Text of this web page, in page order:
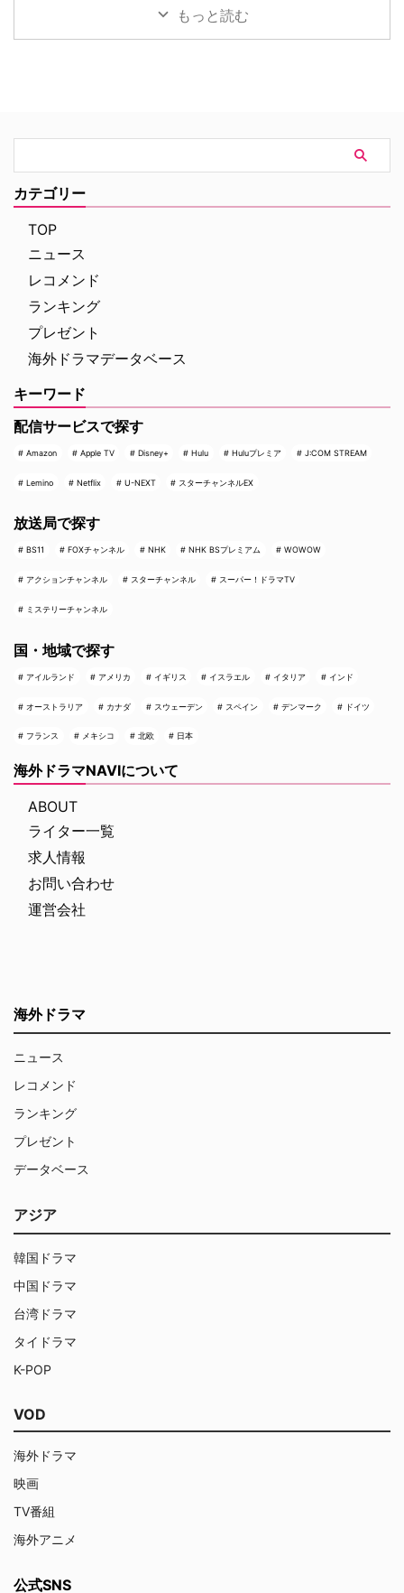
のうち、ドラマ化された全41話
の原作の発表・収録と大きく順番
が異なる本作。そうしたシャッフ
ルに加えて、あらすじや見どこ
ろ、キャストの経歴（その後 …
される。本作の公開を記念し、7
月29日（水）にパシフィコ横浜
「ヨコハマ恐竜展2026」内にて
いやアフレコ裏話をたっぷりと語
った熱気あふれるイベントの模様
ラノサウルスの前で恐竜トーク
もっと読む
カテゴリー
TOP
ニュース
レコメンド
ランキング
プレゼント
海外ドラマデータベース
キーワード
配信サービスで探す
Amazon Apple TV Disney+ Hulu Huluプレミア J:COM STREAM
Lemino Netflix U-NEXT スターチャンネルEX
放送局で探す
BS11 FOXチャンネル NHK NHK BSプレミアム WOWOW
アクションチャンネル スターチャンネル スーパー！ドラマTV
ミステリーチャンネル
国・地域で探す
アイルランド アメリカ イギリス イスラエル イタリア インド
オーストラリア カナダ スウェーデン スペイン デンマーク ドイツ
フランス メキシコ 北欧 日本
海外ドラマNAVIについて
ABOUT
ライター一覧
求人情報
お問い合わせ
運営会社
海外ドラマ
ニュース
レコメンド
ランキング
プレゼント
データベース
アジア
韓国ドラマ
中国ドラマ
台湾ドラマ
タイドラマ
K-POP
VOD
海外ドラマ
映画
TV番組
海外アニメ
公式SNS